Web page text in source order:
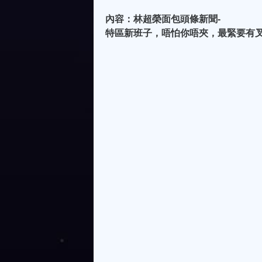
內容：林超榮面包頭條新聞-
特區新班子，唔怕你唔夾，最緊要有